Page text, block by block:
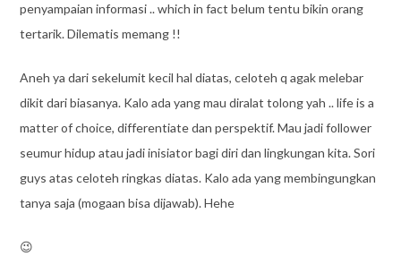
penyampaian informasi .. which in fact belum tentu bikin orang
tertarik. Dilematis memang !!
Aneh ya dari sekelumit kecil hal diatas, celoteh q agak melebar
dikit dari biasanya. Kalo ada yang mau diralat tolong yah .. life is a
matter of choice, differentiate dan perspektif. Mau jadi follower
seumur hidup atau jadi inisiator bagi diri dan lingkungan kita. Sori
guys atas celoteh ringkas diatas. Kalo ada yang membingungkan
tanya saja (mogaan bisa dijawab). Hehe
😉